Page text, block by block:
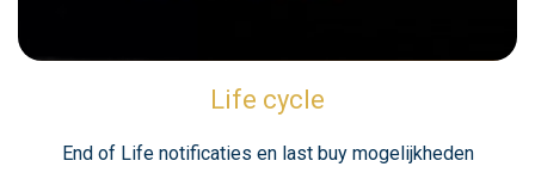
Life cycle
End of Life notificaties en last buy mogelijkheden